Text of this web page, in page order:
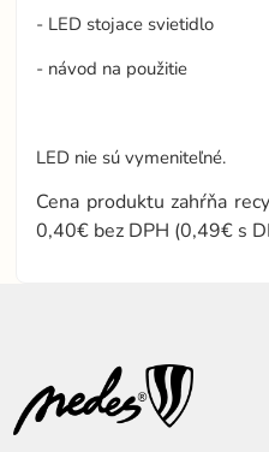
- LED stojace svietidlo
- návod na použitie
LED nie sú vymeniteľné.
Cena produktu zahŕňa
0,40€ bez DPH (0,49€ s